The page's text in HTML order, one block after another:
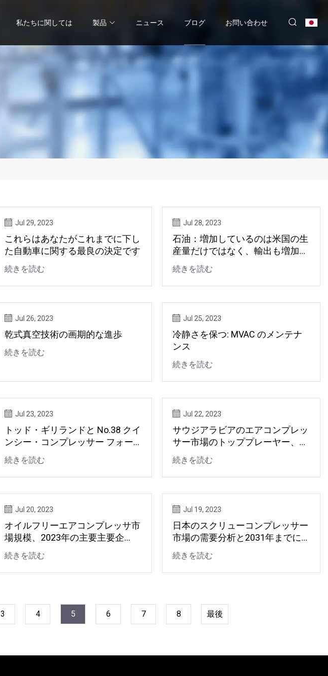
私たちに関しては 製品 ニュース ブログ お問い合わせ
Jul 29, 2023
これらはあなたがこれまでに下し
た自動車に関する最良の決定です
続きを読む
Jul 28, 2023
石油：増加しているのは米国の生
産量だけではなく、輸出も増加し
ている
続きを読む
Jul 26, 2023
乾式真空技術の画期的な進歩
続きを読む
Jul 25, 2023
冷静さを保つ: MVAC のメンテナ
ンス
続きを読む
Jul 23, 2023
トッド・ギリランドと No.38 クイ
ンシー・コンプレッサー フォー
ド・マスタング・チーム・ダーリ
ントン・レースウェイ競技ノート
続きを読む
Jul 22, 2023
サウジアラビアのエアコンプレッ
サー市場のトッププレーヤー、収
益、シェア、将来の傾向、規模、
レポートおよび予測2023年から
2031年
続きを読む
Jul 20, 2023
オイルフリーエアコンプレッサ市
場規模、2023年の主要主要企
業、事業展開、シェア、今後の動
向、2031年までの予測
続きを読む
Jul 19, 2023
日本のスクリューコンプレッサー
市場の需要分析と2031年までに
大きな成長が予測される
続きを読む
3 4 5 6 7 8 最後